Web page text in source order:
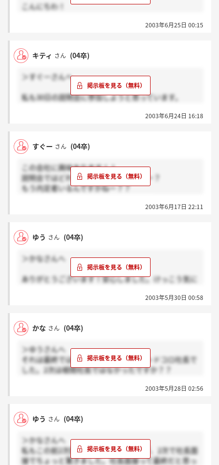
こんにちわ！
ん～。普通の服といってもどこまで普通の服でいいの
わからないんですが・・・。
考えるのが面倒くさいので、スーツで
2003年6月25日 00:15
キティ さん (04卒)
＞すぐーさんへ
私も30日の説明会に参加しようと思っています。
ましたけど、実際はどうなんでしょうか？2003年6月24日 16:18
すぐー さん (04卒)
この会社に興味あります！！
説明会ではどれほどの人がいましたかー？
もう内定者いるんですかねー？？
2003年6月17日 22:11
ゆう さん (04卒)
＞かなさんへ
ありがとうございます！安心しました。けっこう気に
言われたはずなのですが、もう一週間以上経っている
リラックスして話せたと思っていたんですが..。凹み
ます(*_*)
2003年5月30日 00:58
かな さん (04卒)
＞ゆうさんへ
それは最終ではなかったです。最終はトドコロ社長で
した。2次は根間社長ではなかったですか？？
2003年5月28日 02:56
ゆう さん (04卒)
＞かなさんへ
私もこの前2次面接を受けてきましたが、2次で社長面
接でちょっと驚きました。社長面接って最終だと思っ